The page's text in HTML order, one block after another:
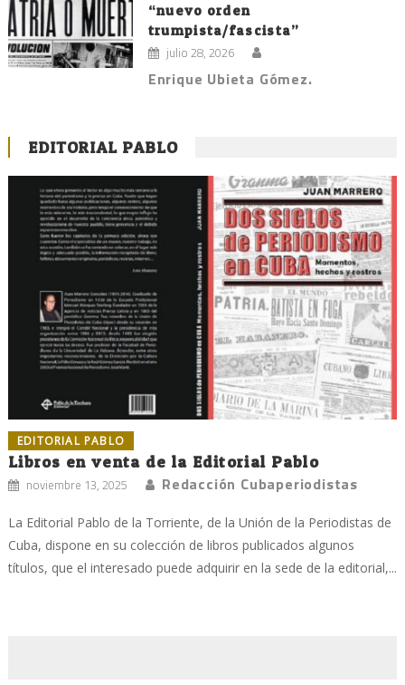
“nuevo orden
trumpista/fascista”
julio 28, 2026
Enrique Ubieta Gómez.
EDITORIAL PABLO
EDITORIAL PABLO
Libros en venta de la Editorial Pablo
noviembre 13, 2025 Redacción Cubaperiodistas
La Editorial Pablo de la Torriente, de la Unión de la Periodistas de
Cuba, dispone en su colección de libros publicados algunos
títulos, que el interesado puede adquirir en la sede de la editorial,...